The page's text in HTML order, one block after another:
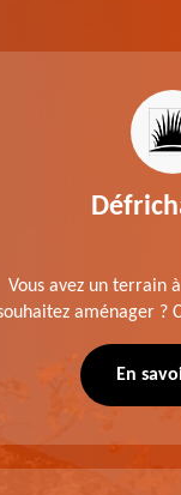
Vous avez un terrain
aménager ?
80 Somme. Travail
En